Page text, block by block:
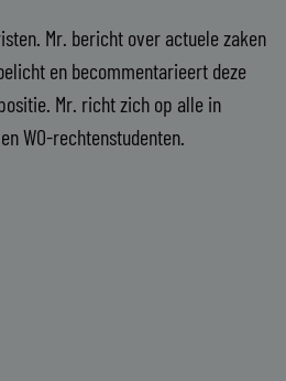
Mr. bericht over actuele zaken
en becommentarieert deze
Mr. richt zich op alle in
WO-rechtenstudenten.